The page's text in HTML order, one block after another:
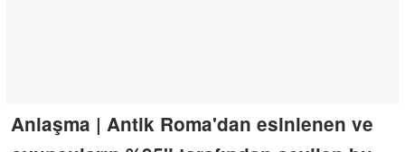
Anlaşma | Antik Roma'dan esinlenen ve